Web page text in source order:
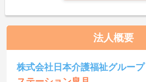
法人概要
株式会社日本介護福祉グループ